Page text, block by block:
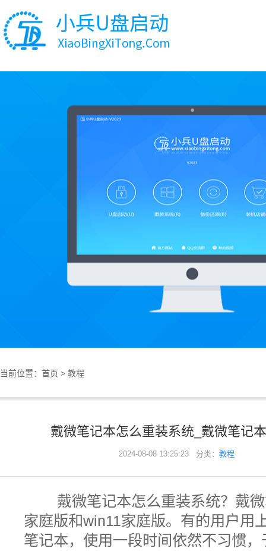
当前位置： 首页 > 教程
戴微笔记本怎么重装系统_戴微笔记
2024-08-08 13:25:23 分类： 教程
戴微笔记本怎么重装系统？戴
家庭版和win11家庭版。有的用户用
笔记本，使用一段时间依然不习惯